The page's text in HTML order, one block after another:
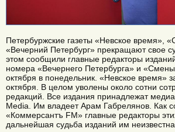
Петербуржские газеты «Невское время»,
«Вечерний Петербург» прекращают свое
этом сообщили главные редакторы
номера «Вечернего Петербурга» и
октября в понедельник. «Невское время»
октября. В целом уволены около сотни
редакций. Все издания принадлежат
Media. Им владеет Арам Габрелянов. Как
«Коммерсантъ FM» главные редакторы
дальнейшая судьба изданий им неизвестна.